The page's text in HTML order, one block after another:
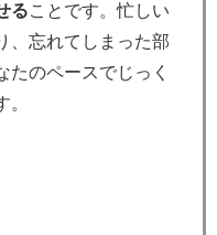
ることです。忙しい
、忘れてしまった部
たのペースでじっく